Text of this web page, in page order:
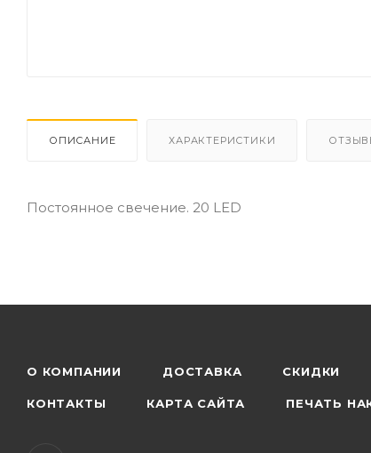
ОПИСАНИЕ ХАРАКТЕРИСТИКИ
Постоянное свечение. 20 LED
О КОМПАНИИ ДОСТАВКА СКИДКИ
КОНТАКТЫ КАРТА САЙТА ПЕЧАТЬ